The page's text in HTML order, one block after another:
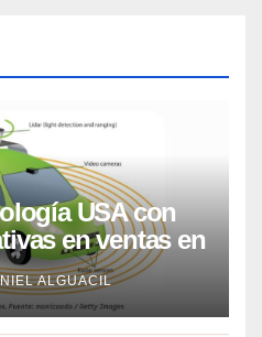
USA con
en ventas en
según
ALGUACIL